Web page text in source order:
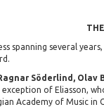
spanning several
Söderlind, Olav
of Eliasson,
Academy of Music